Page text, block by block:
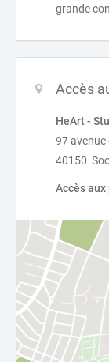
grande
Accès
HeArt -
97 avenue
40150
Accès